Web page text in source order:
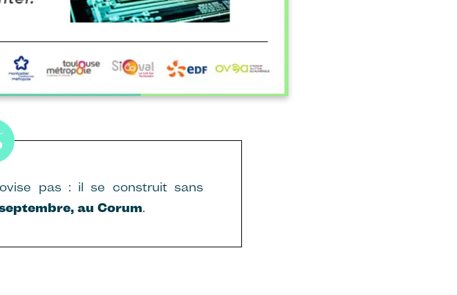
pas : il se construit sans
au Corum.